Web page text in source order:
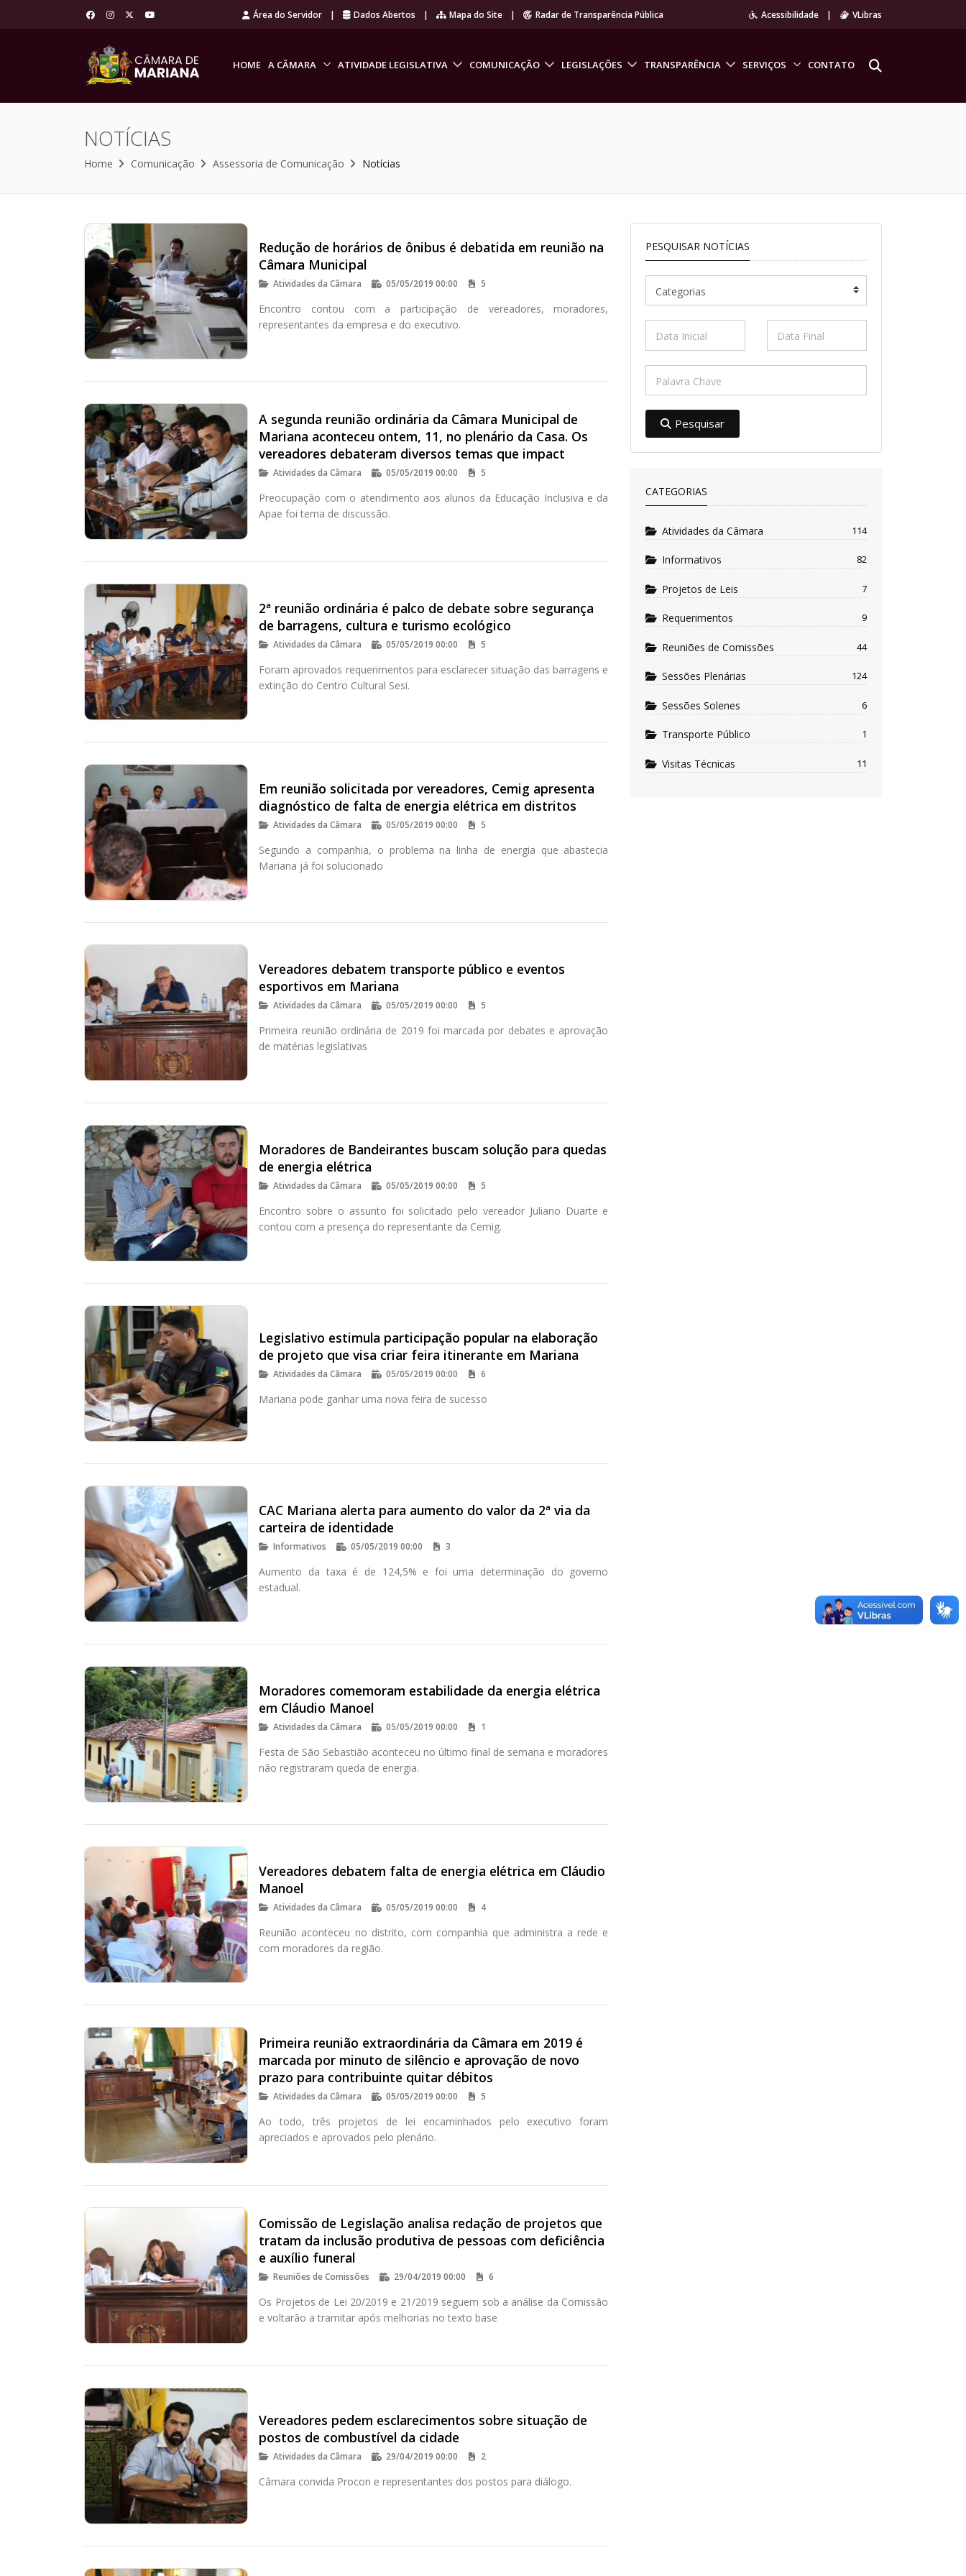
Área do Servidor | Dados Abertos | Mapa do Site | Radar de Transparência Pública Acessibilidade | VLibras
HOME A CÂMARA ATIVIDADE LEGISLATIVA COMUNICAÇÃO LEGISLAÇÕES TRANSPARÊNCIA SERVIÇOS CONTATO
NOTÍCIAS
Home Comunicação Assessoria de Comunicação Notícias
Redução de horários de ônibus é debatida em reunião na
Câmara Municipal
Atividades da Câmara 05/05/2019 00:00 5
Encontro contou com a participação de vereadores, moradores,
representantes da empresa e do executivo.
A segunda reunião ordinária da Câmara Municipal de
Mariana aconteceu ontem, 11, no plenário da Casa. Os
vereadores debateram diversos temas que impact
Atividades da Câmara 05/05/2019 00:00 5
Preocupação com o atendimento aos alunos da Educação Inclusiva e da
Apae foi tema de discussão.
2ª reunião ordinária é palco de debate sobre segurança
de barragens, cultura e turismo ecológico
Atividades da Câmara 05/05/2019 00:00 5
Foram aprovados requerimentos para esclarecer situação das barragens e
extinção do Centro Cultural Sesi.
Em reunião solicitada por vereadores, Cemig apresenta
diagnóstico de falta de energia elétrica em distritos
Atividades da Câmara 05/05/2019 00:00 5
Segundo a companhia, o problema na linha de energia que abastecia
Mariana já foi solucionado
Vereadores debatem transporte público e eventos
esportivos em Mariana
Atividades da Câmara 05/05/2019 00:00 5
Primeira reunião ordinária de 2019 foi marcada por debates e aprovação
de matérias legislativas
Moradores de Bandeirantes buscam solução para quedas
de energia elétrica
Atividades da Câmara 05/05/2019 00:00 5
Encontro sobre o assunto foi solicitado pelo vereador Juliano Duarte e
contou com a presença do representante da Cemig.
Legislativo estimula participação popular na elaboração
de projeto que visa criar feira itinerante em Mariana
Atividades da Câmara 05/05/2019 00:00 6
Mariana pode ganhar uma nova feira de sucesso
CAC Mariana alerta para aumento do valor da 2ª via da
carteira de identidade
Informativos 05/05/2019 00:00 3
Aumento da taxa é de 124,5% e foi uma determinação do governo
estadual.
Moradores comemoram estabilidade da energia elétrica
em Cláudio Manoel
Atividades da Câmara 05/05/2019 00:00 1
Festa de São Sebastião aconteceu no último final de semana e moradores
não registraram queda de energia.
Vereadores debatem falta de energia elétrica em Cláudio
Manoel
Atividades da Câmara 05/05/2019 00:00 4
Reunião aconteceu no distrito, com companhia que administra a rede e
com moradores da região.
Primeira reunião extraordinária da Câmara em 2019 é
marcada por minuto de silêncio e aprovação de novo
prazo para contribuinte quitar débitos
Atividades da Câmara 05/05/2019 00:00 5
Ao todo, três projetos de lei encaminhados pelo executivo foram
apreciados e aprovados pelo plenário.
Comissão de Legislação analisa redação de projetos que
tratam da inclusão produtiva de pessoas com deficiência
e auxílio funeral
Reuniões de Comissões 29/04/2019 00:00 6
Os Projetos de Lei 20/2019 e 21/2019 seguem sob a análise da Comissão
e voltarão a tramitar após melhorias no texto base
Vereadores pedem esclarecimentos sobre situação de
postos de combustível da cidade
Atividades da Câmara 29/04/2019 00:00 2
Câmara convida Procon e representantes dos postos para diálogo.
PESQUISAR NOTÍCIAS
Pesquisar
CATEGORIAS
Atividades da Câmara 114
Informativos 82
Projetos de Leis 7
Requerimentos 9
Reuniões de Comissões 44
Sessões Plenárias 124
Sessões Solenes 6
Transporte Público 1
Visitas Técnicas 11